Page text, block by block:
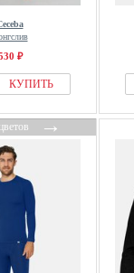
₽
КУПИТЬ
→